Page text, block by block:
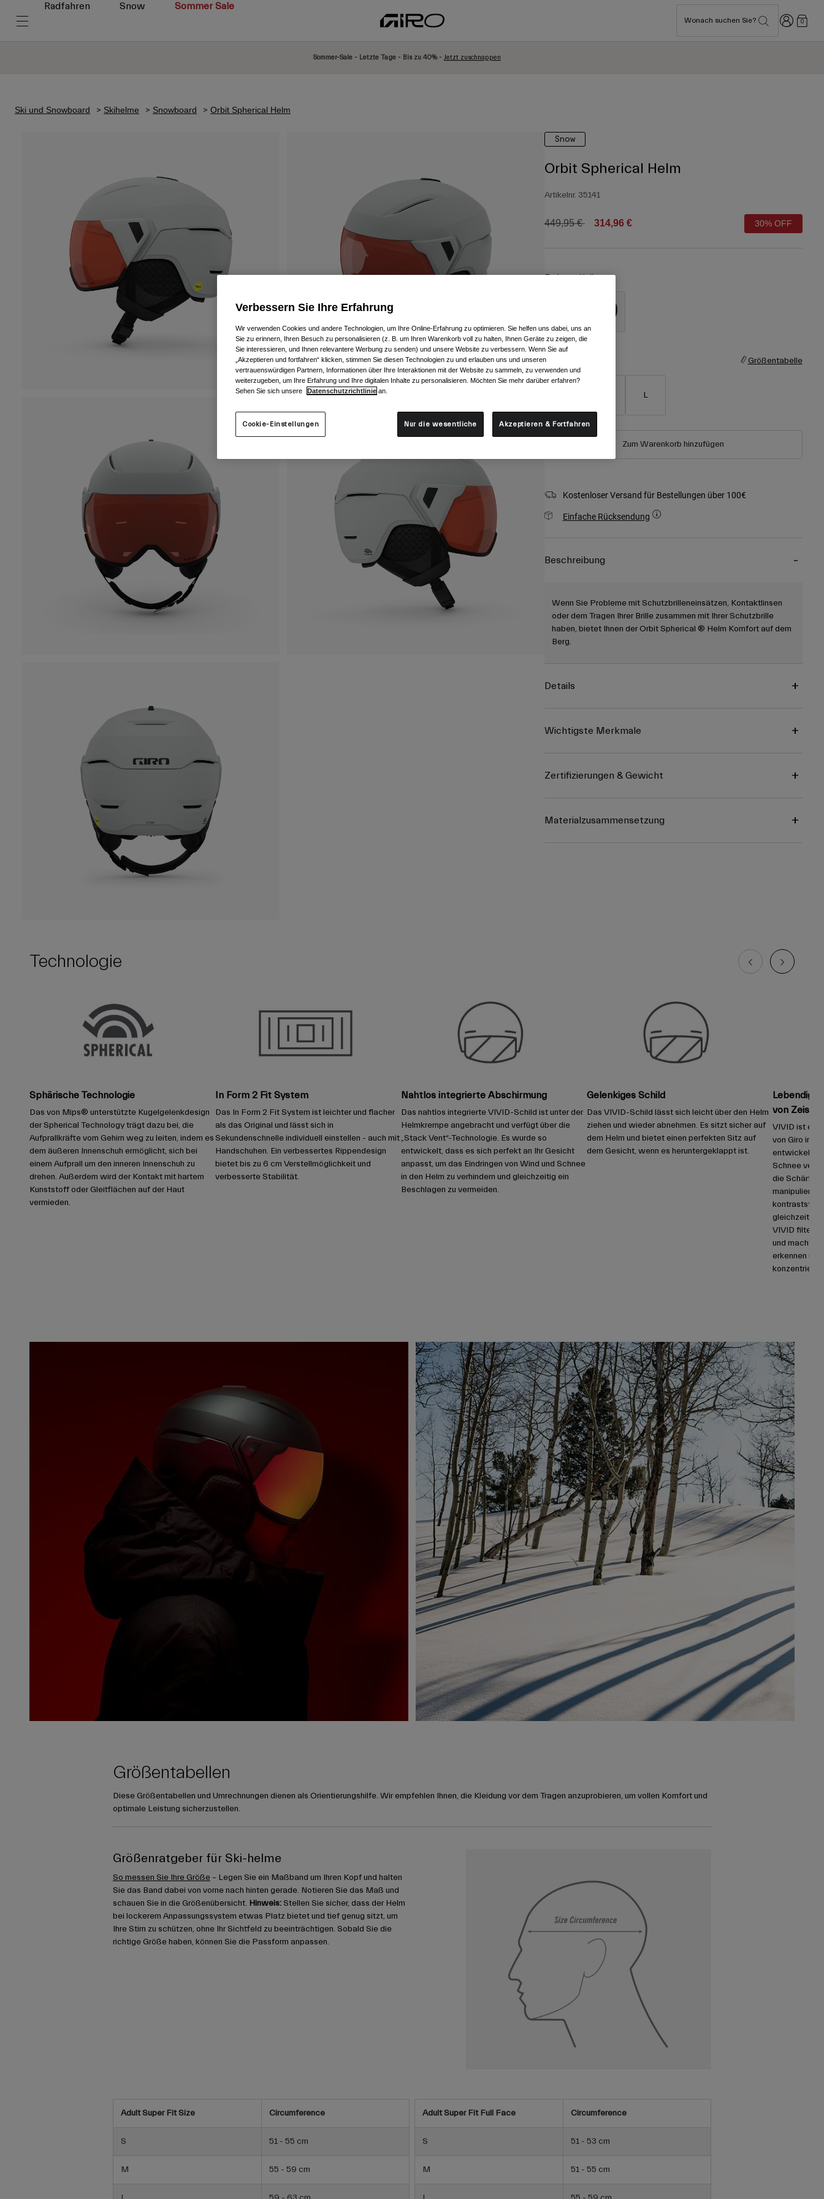
Radfahren Snow Sommer Sale
Wonach suchen Sie? Anmelden
0
Sommer-Sale - Letzte Tage - Bis zu 40% - Jetzt zuschnappen
Ski und Snowboard Skihelme Snowboard Orbit Spherical Helm
Snow
Orbit Spherical Helm
Artikelnr. 35141
Price reduced from
449,95 €to 314,96 € 30% OFF
Farben -Hellgrau
ausgewählt
Größe Größentabelle
L
Zum Warenkorb hinzufügen
Kostenloser Versand für Bestellungen über 100€
Einfache Rücksendung
Beschreibung
Wenn Sie Probleme mit Schutzbrilleneinsätzen, Kontaktlinsen
oder dem Tragen Ihrer Brille zusammen mit Ihrer Schutzbrille
haben, bietet Ihnen der Orbit Spherical ® Helm Komfort auf dem
Berg.
Details
Wichtigste Merkmale
Zertifizierungen & Gewicht
Materialzusammensetzung
Technologie
Sphärische Technologie
Das von Mips® unterstützte Kugelgelenkdesign
der Spherical Technology trägt dazu bei, die
Aufprallkräfte vom Gehirn weg zu leiten, indem es
dem äußeren Innenschuh ermöglicht, sich bei
einem Aufprall um den inneren Innenschuh zu
drehen. Außerdem wird der Kontakt mit hartem
Kunststoff oder Gleitflächen auf der Haut
vermieden.
In Form 2 Fit System
Das In Form 2 Fit System ist leichter und flacher
als das Original und lässt sich in
Sekundenschnelle individuell einstellen - auch mit
Handschuhen. Ein verbessertes Rippendesign
bietet bis zu 6 cm Verstellmöglichkeit und
verbesserte Stabilität.
Nahtlos integrierte Abschirmung
Das nahtlos integrierte VIVID-Schild ist unter der
Helmkrempe angebracht und verfügt über die
„Stack Vent“-Technologie. Es wurde so
entwickelt, dass es sich perfekt an Ihr Gesicht
anpasst, um das Eindringen von Wind und Schnee
in den Helm zu verhindern und gleichzeitig ein
Beschlagen zu vermeiden.
Gelenkiges Schild
Das VIVID-Schild lässt sich leicht über den Helm
ziehen und wieder abnehmen. Es sitzt sicher auf
dem Helm und bietet einen perfekten Sitz auf
dem Gesicht, wenn es heruntergeklappt ist.
Lebendige
von Zeiss
VIVID ist
von Giro in
entwickelt
Schnee
die Schärfe
manipuliert
gleichzeitig
VIVID filtert
und macht
erkennen
Größentabellen
Diese Größentabellen und Umrechnungen dienen als Orientierungshilfe. Wir empfehlen Ihnen, die Kleidung vor dem Tragen anzuprobieren, um vollen Komfort und
optimale Leistung sicherzustellen.
Größenratgeber für Ski-helme
So messen Sie Ihre Größe – Legen Sie ein Maßband um Ihren Kopf und halten
Sie das Band dabei von vorne nach hinten gerade. Notieren Sie das Maß und
schauen Sie in die Größenübersicht. Hinweis: Stellen Sie sicher, dass der Helm
bei lockerem Anpassungssystem etwas Platz bietet und tief genug sitzt, um
Ihre Stirn zu schützen, ohne Ihr Sichtfeld zu beeinträchtigen. Sobald Sie die
richtige Größe haben, können Sie die Passform anpassen.
Adult Super Fit Size Circumference
S 51 - 55 cm
M 55 - 59 cm
Adult Super Fit Full Face Circumference
S 51 - 53 cm
M 51 - 55 cm
Verbessern Sie Ihre Erfahrung
Wir verwenden Cookies und andere Technologien, um Ihre Online-Erfahrung zu optimieren. Sie helfen uns dabei, uns an
Sie zu erinnern, Ihren Besuch zu personalisieren (z. B. um Ihren Warenkorb voll zu halten, Ihnen Geräte zu zeigen, die
Sie interessieren, und Ihnen relevantere Werbung zu senden) und unsere Website zu verbessern. Wenn Sie auf
„Akzeptieren und fortfahren“ klicken, stimmen Sie diesen Technologien zu und erlauben uns und unseren
vertrauenswürdigen Partnern, Informationen über Ihre Interaktionen mit der Website zu sammeln, zu verwenden und
weiterzugeben, um Ihre Erfahrung und Ihre digitalen Inhalte zu personalisieren. Möchten Sie mehr darüber erfahren?
Sehen Sie sich unsere
Datenschutzrichtlinie an.
Cookie-Einstellungen Nur die wesentliche Akzeptieren & Fortfahren